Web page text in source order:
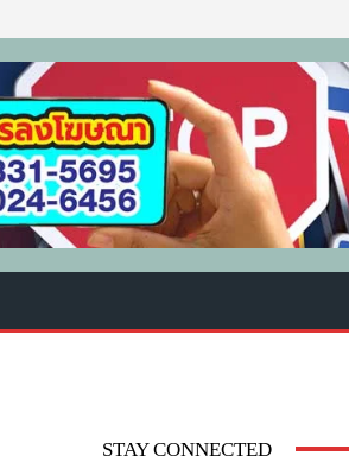
STAY CONNECTED